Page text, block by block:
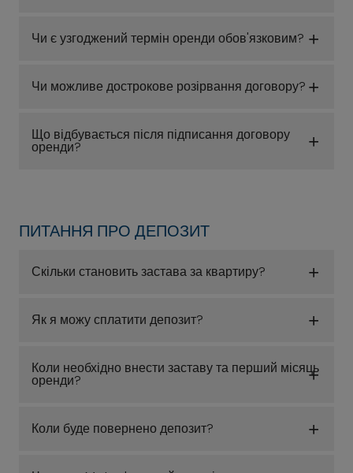
Чи є узгоджений термін оренди обов'язковим?
Чи можливе дострокове розірвання договору?
Що відбувається після підписання договору
оренди?
ПИТАННЯ ПРО ДЕПОЗИТ
Скільки становить застава за квартиру?
Як я можу сплатити депозит?
Коли необхідно внести заставу та перший місяць
оренди?
Коли буде повернено депозит?